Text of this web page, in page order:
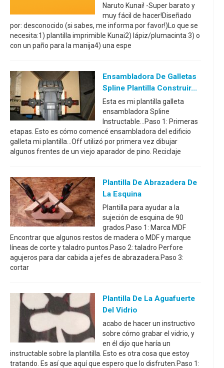
Naruto Kunai! -Super barato y
muy fácil de hacer!Diseñado
por: desconocido (si sabes, me informa por favor!)Lo que se
necesita:1) plantilla imprimible Kunai2) lápiz/plumacinta 3) o
con un paño para la manija4) una espe
Ensambladora De Galletas
Spline Plantilla Construir...
Esta es mi plantilla galleta
ensambladora Spline
Instructable...Paso 1: Primeras
etapas. Esto es cómo comencé ensambladora del edificio
galleta mi plantilla...Off utilizó por primera vez dibujar
algunos frentes de un viejo aparador de pino. Reciclaje
Plantilla De Abrazadera De
La Esquina
Plantilla para ayudar a la
sujeción de esquina de 90
grados.Paso 1: Marca MDF
Encontrar que algunos restos de madera o MDF y marque
líneas de corte y taladro puntos.Paso 2: taladro Perfore
agujeros para dar cabida a jefes de abrazadera.Paso 3:
cortar
Plantilla De La Aguafuerte
Del Vidrio
acabo de hacer un instructivo
sobre cómo grabar el vidrio, y
en él dijo que haría un
instructable sobre la plantilla. Esto es otra cosa que estoy
tratando. Es así que aquí que espero que lo disfruten.Paso 1: